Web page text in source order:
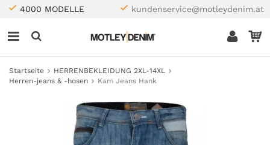
4000 MODELLE kundenservice@motleydenim.at
Startseite
HERRENBEKLEIDUNG 2XL-14XL
Herren-jeans & -hosen
Kam Jeans Hank